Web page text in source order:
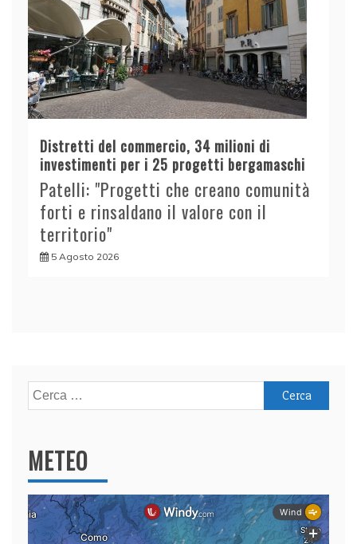
Distretti del commercio, 34 milioni di
investimenti per i 25 progetti bergamaschi
Patelli: "Progetti che creano comunità
forti e rinsaldano il valore con il
territorio"
5 Agosto 2026
Ricerca
per:
METEO